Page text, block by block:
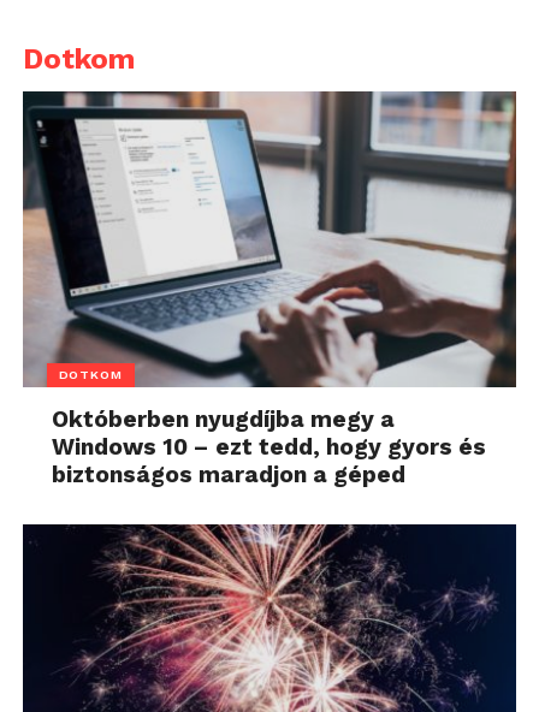
Dotkom
DOTKOM
Októberben nyugdíjba megy a
Windows 10 – ezt tedd, hogy gyors és
biztonságos maradjon a géped